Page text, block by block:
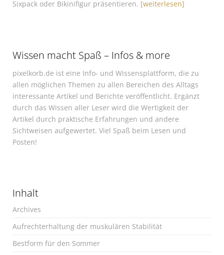
Sixpack oder Bikinifigur präsentieren. [weiterlesen]
Wissen macht Spaß – Infos & more
pixelkorb.de ist eine Info- und Wissensplattform, die zu
allen möglichen Themen zu allen Bereichen des Alltags
interessante Artikel und Berichte veröffentlicht. Ergänzt
durch das Wissen aller Leser wird die Wertigkeit der
Artikel durch praktische Erfahrungen und andere
Sichtweisen aufgewertet. Viel Spaß beim Lesen und
Posten!
Inhalt
Archives
Aufrechterhaltung der muskulären Stabilität
Bestform für den Sommer